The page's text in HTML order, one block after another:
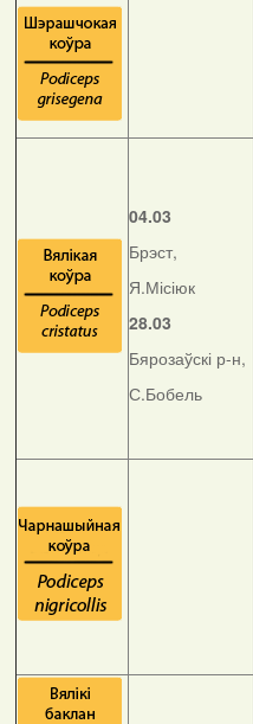
04.03
Брэст,
Я.Місіюк
28.03
Бярозаўскі р-н,
С.Бобель